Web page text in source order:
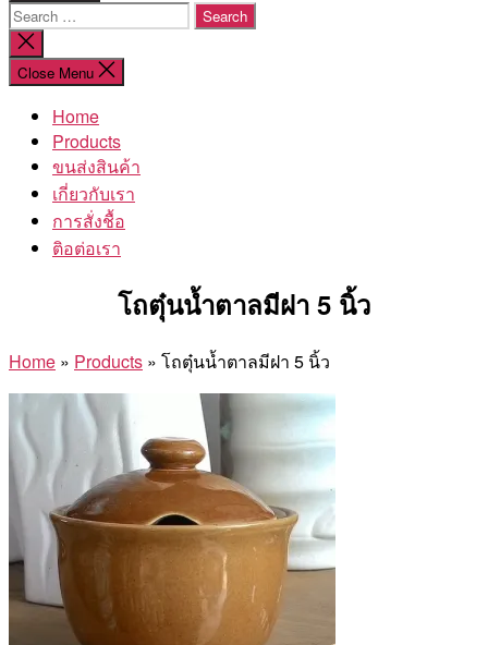
Search
for:
Close
search
Close Menu
Home
Products
ขนส่งสินค้า
เกี่ยวกับเรา
การสั่งชื้อ
ติอต่อเรา
โถตุ๋นน้ำตาลมีฝา 5 นิ้ว
Home » Products » โถตุ๋นน้ำตาลมีฝา 5 นิ้ว